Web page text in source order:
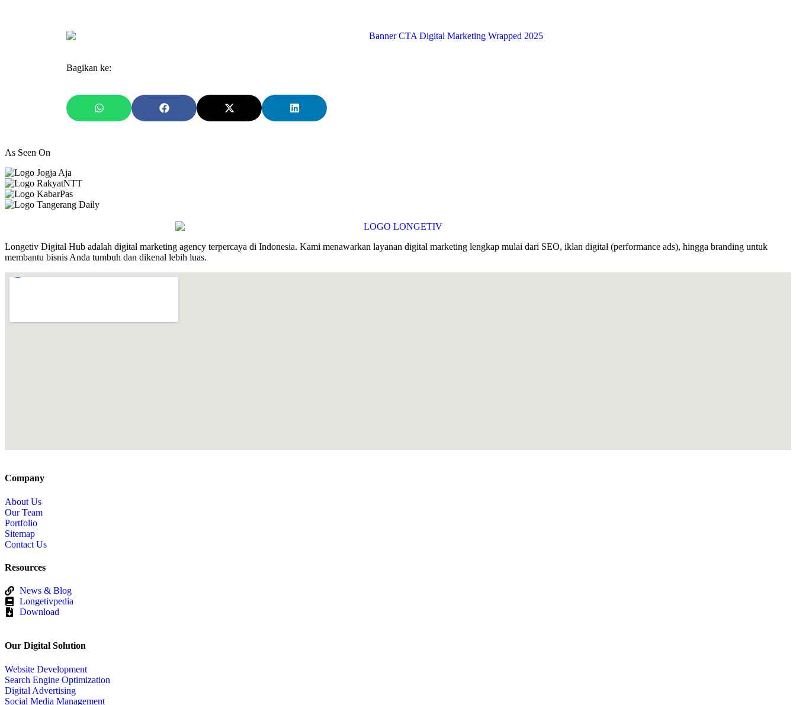
Bagikan ke:
As Seen On
Longetiv Digital Hub adalah digital marketing agency terpercaya di Indonesia. Kami menawarkan layanan digital marketing lengkap mulai dari SEO, iklan digital (performance ads), hingga branding untuk
membantu bisnis Anda tumbuh dan dikenal lebih luas.
Company
About Us
Our Team
Portfolio
Sitemap
Contact Us
Resources
News & Blog
Longetivpedia
Download
Our Digital Solution
Website Development
Search Engine Optimization
Digital Advertising
Social Media Management